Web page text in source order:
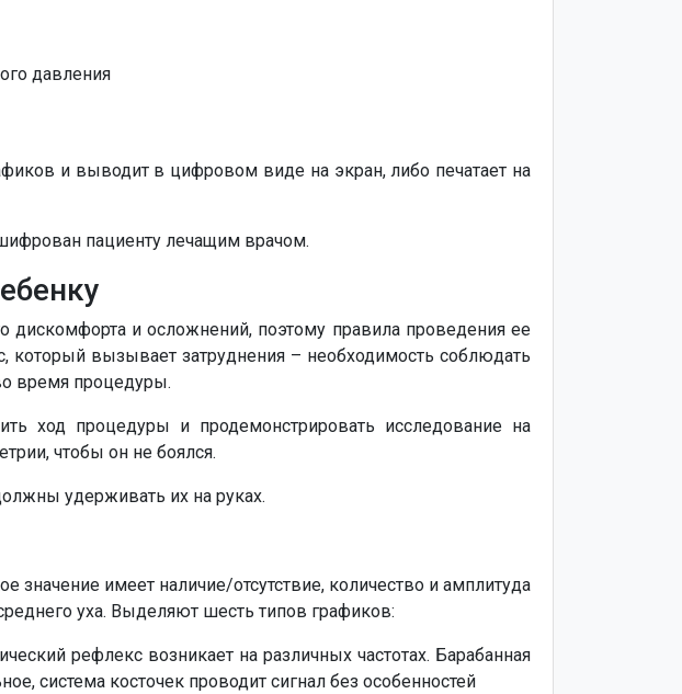
давления
и выводит в цифровом виде на экран, либо печатает на
пациенту лечащим врачом.
дискомфорта и осложнений, поэтому правила проведения ее
который вызывает затруднения – необходимость соблюдать
время процедуры.
ход процедуры и продемонстрировать исследование на
чтобы он не боялся.
удерживать их на руках.
значение имеет наличие/отсутствие, количество и амплитуда
уха. Выделяют шесть типов графиков:
рефлекс возникает на различных частотах. Барабанная
система косточек проводит сигнал без особенностей